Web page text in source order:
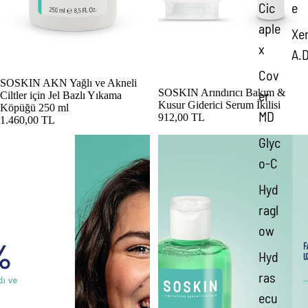
Cic
aple
x
Cov
er
MD
Glyc
o-C
Hyd
ragl
ow
Hyd
ras
ecu
e
SOSKIN AKN Yağlı ve Akneli
Ciltler için Jel Bazlı Yıkama
Köpüğü 250 ml
1.460,00 TL
Tükendi
SOSKIN Arındırıcı Bakım &
Kusur Giderici Serum İkilisi
912,00 TL
SOSKIN Arındırıcı Tonik &